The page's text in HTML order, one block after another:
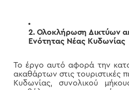
2. Ολοκλήρωση Δικτύων
Ενότητας Νέας Κυδωνίας
Το έργο αυτό αφορά την
ακαθάρτων στις τουριστικές
Κυδωνίας, συνολικού